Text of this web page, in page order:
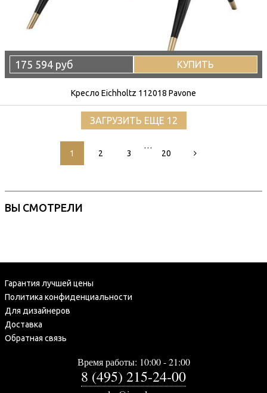
175 594 руб КУПИТЬ
Кресло Eichholtz 112018 Pavone
ЗАГРУЗИТЬ ЕЩЕ 12
1 2 3
…
20
ВЫ СМОТРЕЛИ
Гарантия лучшей цены
Политика конфиденциальности
Для дизайнеров
Доставка
Обратная связь
Время работы: 10:00 - 21:00
8 (495) 215-24-00